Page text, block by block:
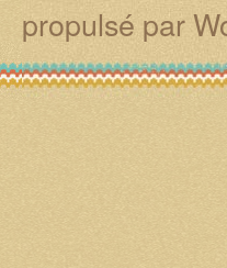
propulsé par